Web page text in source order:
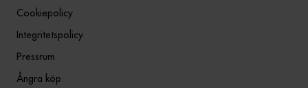
Cookiepolicy
Integritetspolicy
Pressrum
Ångra köp